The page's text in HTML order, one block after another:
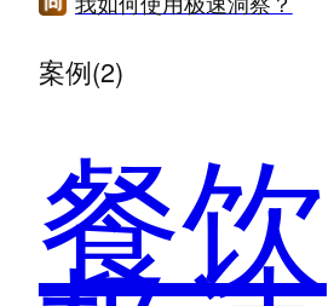
案例(2)
餐饮